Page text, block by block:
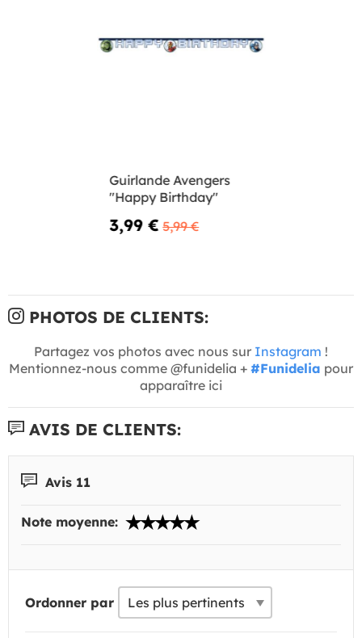
Guirlande Avengers
"Happy Birthday"
3,99 € 5,99 €
PHOTOS DE CLIENTS:
Partagez vos photos avec nous sur Instagram !
Mentionnez-nous comme @funidelia + #Funidelia pour
apparaître ici
AVIS DE CLIENTS:
Avis 11
Note moyenne:
Ordonner par